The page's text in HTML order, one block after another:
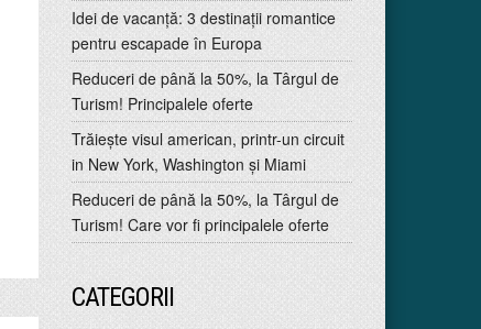
Idei de vacanţă: 3 destinaţii romantice
pentru escapade în Europa
Reduceri de până la 50%, la Târgul de
Turism! Principalele oferte
Trăiește visul american, printr-un circuit
in New York, Washington și Miami
Reduceri de până la 50%, la Târgul de
Turism! Care vor fi principalele oferte
CATEGORII